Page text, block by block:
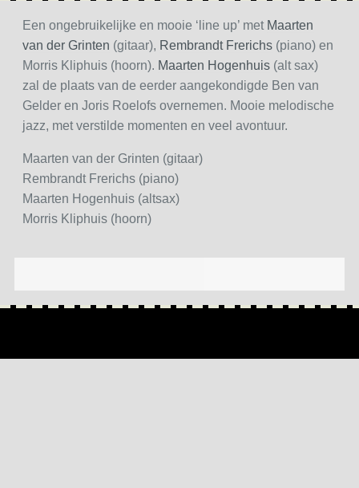
Een ongebruikelijke en mooie ‘line up’ met Maarten
van der Grinten (gitaar), Rembrandt Frerichs(piano) en
Morris Kliphuis (hoorn). Maarten Hogenhuis(alt sax)
zal de plaats van de eerder aangekondigde Ben van
Gelder en Joris Roelofs overnemen. Mooie melodische
jazz, met verstilde momenten en veel avontuur.
Maarten van der Grinten (gitaar)
Rembrandt Frerichs (piano)
Maarten Hogenhuis (altsax)
Morris Kliphuis (hoorn)